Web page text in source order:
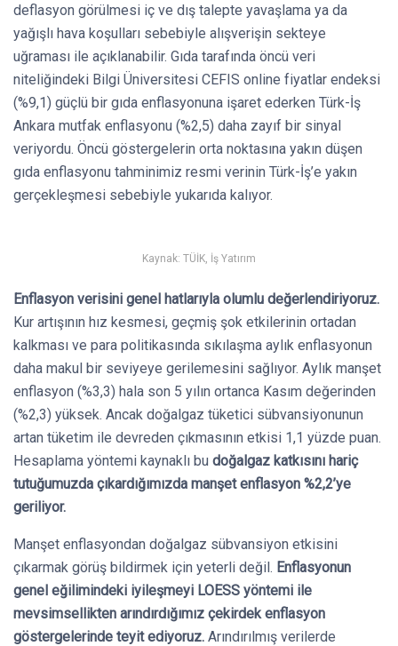
deflasyon görülmesi iç ve dış talepte yavaşlama ya da
yağışlı hava koşulları sebebiyle alışverişin sekteye
uğraması ile açıklanabilir. Gıda tarafında öncü veri
niteliğindeki Bilgi Üniversitesi CEFIS online fiyatlar endeksi
(%9,1) güçlü bir gıda enflasyonuna işaret ederken Türk-İş
Ankara mutfak enflasyonu (%2,5) daha zayıf bir sinyal
veriyordu. Öncü göstergelerin orta noktasına yakın düşen
gıda enflasyonu tahminimiz resmi verinin Türk-İş’e yakın
gerçekleşmesi sebebiyle yukarıda kalıyor.
Kaynak: TÜİK, İş Yatırım
Enflasyon verisini genel hatlarıyla olumlu değerlendiriyoruz.
Kur artışının hız kesmesi, geçmiş şok etkilerinin ortadan
kalkması ve para politikasında sıkılaşma aylık enflasyonun
daha makul bir seviyeye gerilemesini sağlıyor. Aylık manşet
enflasyon (%3,3) hala son 5 yılın ortanca Kasım değerinden
(%2,3) yüksek. Ancak doğalgaz tüketici sübvansiyonunun
artan tüketim ile devreden çıkmasının etkisi 1,1 yüzde puan.
Hesaplama yöntemi kaynaklı bu doğalgaz katkısını hariç
tutuğumuzda çıkardığımızda manşet enflasyon %2,2’ye
geriliyor.
Manşet enflasyondan doğalgaz sübvansiyon etkisini
çıkarmak görüş bildirmek için yeterli değil. Enflasyonun
genel eğilimindeki iyileşmeyi LOESS yöntemi ile
mevsimsellikten arındırdığımız çekirdek enflasyon
göstergelerinde teyit ediyoruz. Arındırılmış verilerde